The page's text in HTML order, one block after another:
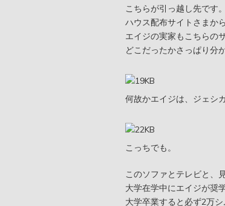
こちらが引っ越し先です。
ハウス配布サイトさまか
エイジの実家もこちらの
どこだったかさっぱり分
何故かエイジは、ジェシ
こっちでも。
このソファとテレビと、
大学在学中にエイジが奨
大学卒業すると必ず2万